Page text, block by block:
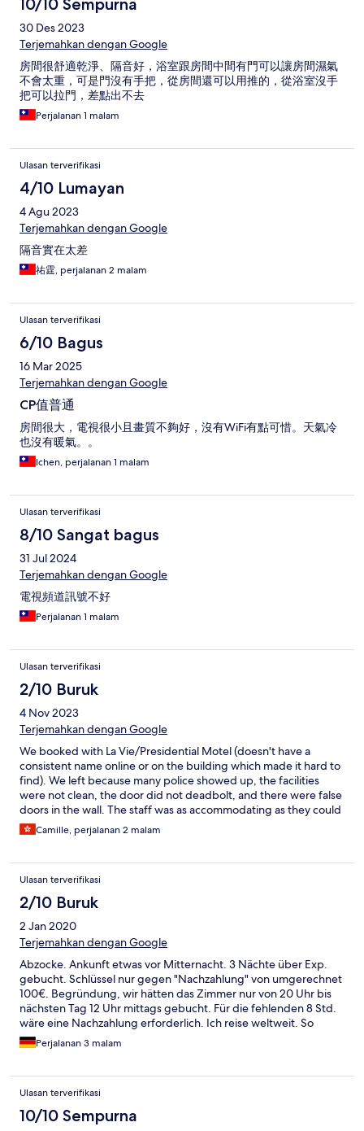
10/10 Sempurna
30 Des 2023
Terjemahkan dengan Google
房間很舒適乾淨、隔音好，浴室跟房間中間有門可以讓房間濕氣
不會太重，可是門沒有手把，從房間還可以用推的，從浴室沒手
把可以拉門，差點出不去
Perjalanan 1 malam
Ulasan terverifikasi
4/10 Lumayan
4 Agu 2023
Terjemahkan dengan Google
隔音實在太差
祐霆, perjalanan 2 malam
Ulasan terverifikasi
6/10 Bagus
16 Mar 2025
Terjemahkan dengan Google
CP值普通
房間很大，電視很小且畫質不夠好，沒有WiFi有點可惜。天氣冷
也沒有暖氣。。
Ichen, perjalanan 1 malam
Ulasan terverifikasi
8/10 Sangat bagus
31 Jul 2024
Terjemahkan dengan Google
電視頻道訊號不好
Perjalanan 1 malam
Ulasan terverifikasi
2/10 Buruk
4 Nov 2023
Terjemahkan dengan Google
We booked with La Vie/Presidential Motel (doesn't have a
consistent name online or on the building which made it hard to
find). We left because many police showed up, the facilities
were not clean, the door did not deadbolt, and there were false
doors in the wall. The staff was as accommodating as they could
be but they refused to give us a refund even though we were
only in the room for an hour. After that hour we decided to leave
Camille, perjalanan 2 malam
Ulasan terverifikasi
2/10 Buruk
2 Jan 2020
Terjemahkan dengan Google
Abzocke. Ankunft etwas vor Mitternacht. 3 Nächte über Exp.
gebucht. Schlüssel nur gegen "Nachzahlung" von umgerechnet
100€. Begründung, wir hätten das Zimmer nur von 20 Uhr bis
nächsten Tag 12 Uhr mittags gebucht. Für die fehlenden 8 Std.
wäre eine Nachzahlung erforderlich. Ich reise weltweit. So
etwas dreistes habe ich noch nie erlebt. Beschwerde kommt
über Exp..
Perjalanan 3 malam
Ulasan terverifikasi
10/10 Sempurna